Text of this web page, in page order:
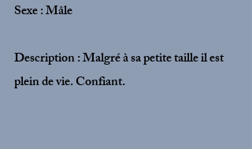
Sexe : Mâle
Description : Malgré à sa petite taille il est
plein de vie. Confiant.